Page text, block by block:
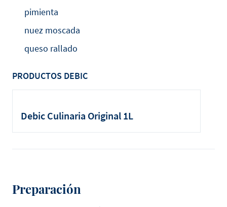
pimienta
nuez moscada
queso rallado
PRODUCTOS DEBIC
Debic Culinaria Original 1L
Preparación